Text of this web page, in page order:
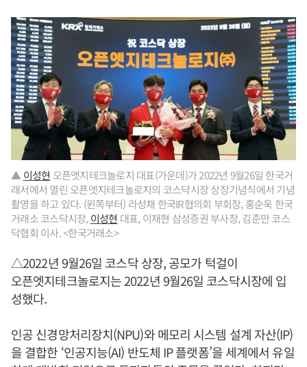
▲ 이성현 오픈엣지테크놀로지 대표(가운데)가 2022년 9월26일 한국거
래서에서 열린 오픈엣지테크놀로지의 코스닥시장 상장기념식에서 기념
촬영을 하고 있다. (왼쪽부터) 라성채 한국IR협의회 부회장, 홍순욱 한국
거래소 코스닥시장, 이성현 대표, 이재현 삼성증권 부사장, 김준만 코스
닥협회 이사. <한국거래소>
△2022년 9월26일 코스닥 상장, 공모가 턱걸이
오픈엣지테크놀로지는 2022년 9월26일 코스닥시장에 입
성했다.
인공 신경망처리장치(NPU)와 메모리 시스템 설계 자산(IP)
을 결합한 ‘인공지능(AI) 반도체 IP 플랫폼’을 세계에서 유일